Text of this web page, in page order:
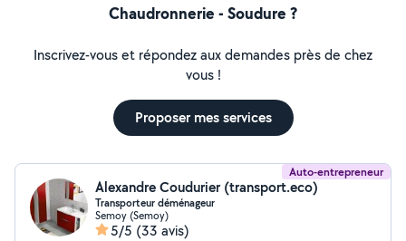
Chaudronnerie - Soudure ?
Inscrivez-vous et répondez aux demandes près de chez
vous !
Proposer mes services
Auto-entrepreneur
Alexandre Coudurier (transport.eco)
Transporteur déménageur
Semoy (Semoy)
5/5 (33 avis)